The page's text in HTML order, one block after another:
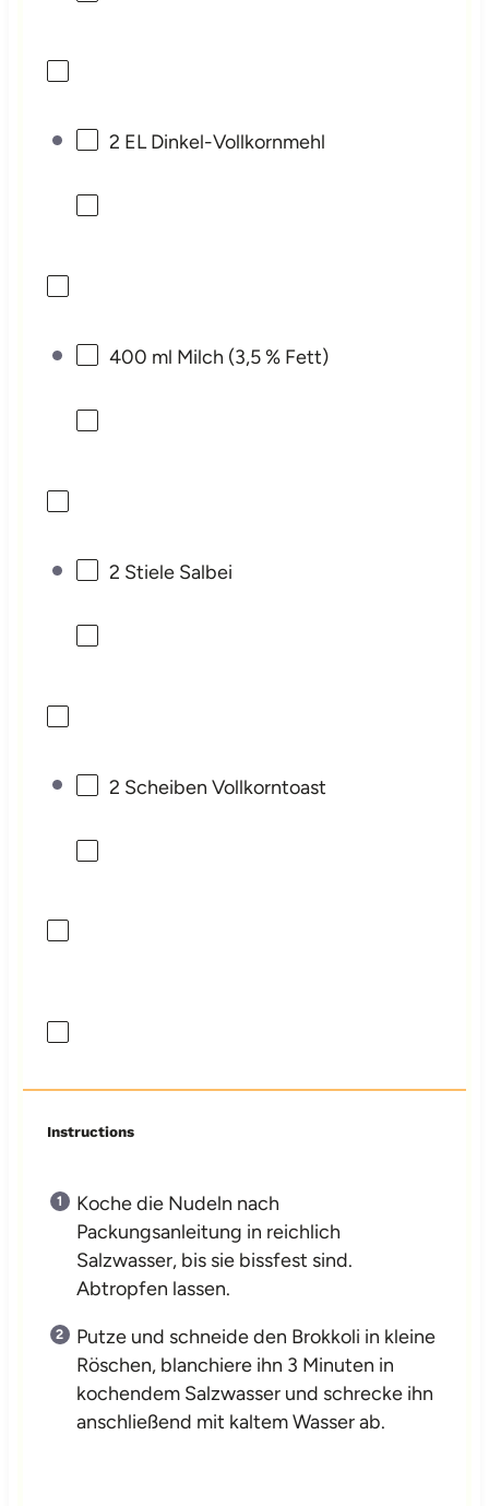
2 EL Dinkel-Vollkornmehl
400 ml Milch (3,5 % Fett)
2 Stiele Salbei
2 Scheiben Vollkorntoast
Instructions
Koche die Nudeln nach
Packungsanleitung in reichlich
Salzwasser, bis sie bissfest sind.
Abtropfen lassen.
Putze und schneide den Brokkoli in kleine
Röschen, blanchiere ihn 3 Minuten in
kochendem Salzwasser und schrecke ihn
anschließend mit kaltem Wasser ab.